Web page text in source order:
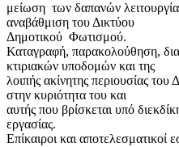
μείωση των δαπανών
αναβάθμιση του Δικτύου
Δημοτικού Φωτισμού.
Καταγραφή, παρακολούθηση,
κτιριακών υποδομών και της
λοιπής ακίνητης περιουσίας
στην κυριότητα του και
αυτής που βρίσκεται υπό
εργασίας.
Επίκαιροι και αποτελεσματικοί